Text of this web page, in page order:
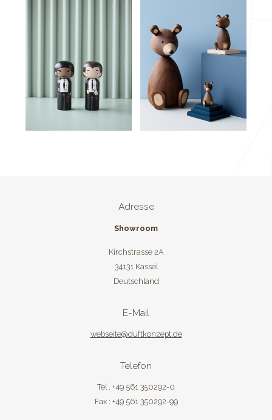
Adresse
Showroom
Kirchstrasse 2A
34131 Kassel
Deutschland
E-Mail
webseite@duftkonzept.de
Telefon
Tel . +49 561 350292-0
Fax : +49 561 350292-99